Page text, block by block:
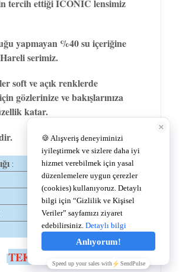
tercih ettiği ICONIC lensimiz
yapmayan %40 su içeriğine
serimiz.
soft ve açık renklerde
gözlerinize ve bakışlarınıza
katar.
:
1-3 Ay
%60 Polyhema
%40 Su
8,6
14,2
TEKNİK ÖZELLİKLER